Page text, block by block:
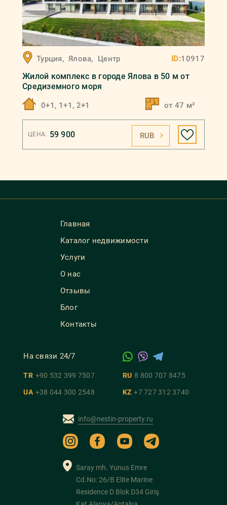
Турция, Ялова, Центр ID:10917
Жилой комплекс в городе Ялова в 50 м от
Средиземного моря
0+1, 1+1, 2+1 от 47 м²
ЦЕНА: 59 900 RUB
Главная
Каталог недвижимости
Услуги
О нас
Отзывы
Блог
Контакты
На связи 24/7
TR +90 532 399 7507 RU 8 800 707 8475
UA +38 044 300 2548 KZ +7 727 312 3740
info@nestin-property.ru
Saray mh. Yunus Emre
Cd.No: 26/B Elite Marine
Residence D Blok D34 Giriş